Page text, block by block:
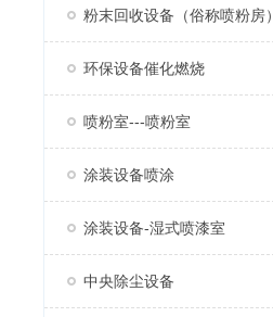
粉末回收设备（俗称喷粉房）
环保设备催化燃烧
喷粉室---喷粉室
涂装设备喷涂
涂装设备-湿式喷漆室
中央除尘设备